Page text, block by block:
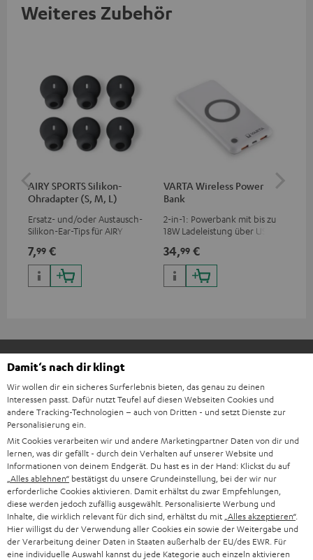
Weiteres Zubehör
AIRY SPORTS Silikon-
Ohradapter (S, M, L)
Ersatz- und/oder Austausch-
Silikon-Ear-Tips für AIRY
7,99 €
VARTA Wireless Power
Bank
2-in-1: Powerbank mit bis zu
18W Ladeleistung über USB
bis zu 10W Ladestrom
34,99 €
Lieferumfang
AIRY SPORTS
1 × AIRY SPORTS Silikon-Ohradapter (S, M, L) – Night Black
1 × Softcase für AIRY SPORTS (ET) – Schwarz
1 × Micro-USB Kabel für AIRY SPORTS (ET)
Damit‘s nach dir klingt
Wir wollen dir ein sicheres Surferlebnis bieten, das genau zu deinen
Interessen passt. Dafür nutzt Teufel auf diesen Webseiten Cookies und
andere Tracking-Technologien – auch von Dritten - und setzt Dienste zur
Personalisierung ein.
Mit Cookies verarbeiten wir und andere Marketingpartner Daten von dir und
lernen, was dir gefällt - durch dein Verhalten auf unserer Website und
Informationen von deinem Endgerät. Du hast es in der Hand: Klickst du auf
„Alles ablehnen“ bestätigst du unsere Grundeinstellung, bei der wir nur
erforderliche Cookies aktivieren. Damit erhältst du zwar Empfehlungen,
diese werden jedoch zufällig ausgewählt. Personalisierte Werbung und
Inhalte, die wirklich relevant für dich sind, erhältst du mit „Alles akzeptieren“.
Hier willigst du der Verwendung aller Cookies ein sowie der Weitergabe und
der Verarbeitung deiner Daten in Staaten außerhalb der EU/des EWR. Für
eine individuelle Auswahl kannst du jede Kategorie auch einzeln aktivieren